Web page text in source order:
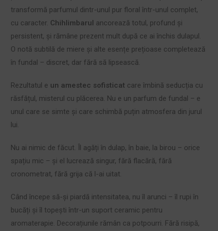
transformă parfumul dintr-unul pur floral într-unul complet,
cu caracter. Chihlimbarul ancorează totul, profund și
persistent, și rămâne prezent mult după ce ai închis dulapul.
O notă subtilă de miere și alte esențe prețioase completează
în fundal – discret, dar fără să lipsească.
Rezultatul e un amestec sofisticat care îmbină seducția cu
răsfățul, misterul cu plăcerea. Nu e un parfum de fundal – e
unul care se simte și care schimbă puțin atmosfera din jurul
lui.
Nu ai nimic de făcut. Îl agăți în dulap, în baie, la birou – orice
spațiu mic – și el lucrează singur, fără flacără, fără
cronometrat, fără grija că l-ai uitat.
Când începe să-și piardă intensitatea, nu îl arunci – îl rupi în
bucăți și îl topești într-un suport ceramic pentru
aromaterapie. Decorațiunile rămân ca potpourri. Fără risipă,